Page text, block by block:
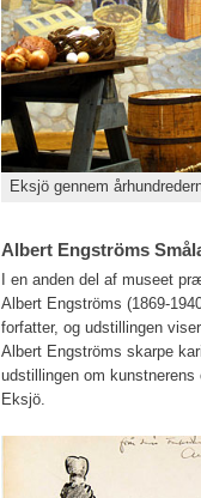
Eksjö gennem
Albert Engströms
I en anden del af museet
Albert Engströms (1869-
forfatter, og udstillingen
Albert Engströms skarpe
udstillingen om
Eksjö.